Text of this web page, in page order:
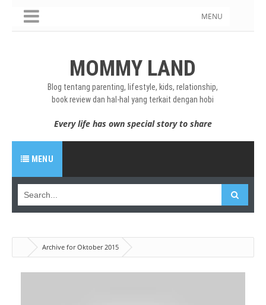
MENU
MOMMY LAND
Blog tentang parenting, lifestyle, kids, relationship,
book review dan hal-hal yang terkait dengan hobi
Every life has own special story to share
MENU
Archive for Oktober 2015